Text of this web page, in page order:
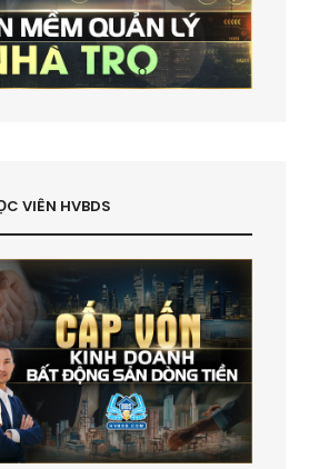
VIÊN HVBDS